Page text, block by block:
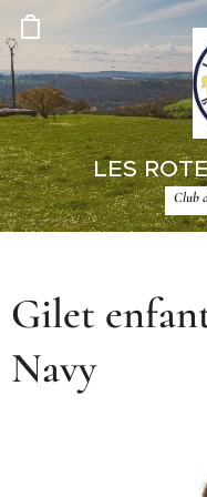
LES
Club
Gilet
Navy